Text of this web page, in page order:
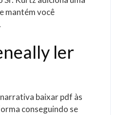
mantém você
ler
baixar pdf às
conseguindo se